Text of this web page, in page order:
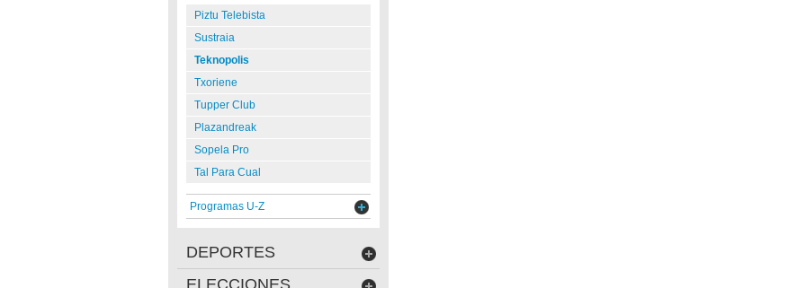
Piztu Telebista
Sustraia
Teknopolis
Txoriene
Tupper Club
Plazandreak
Sopela Pro
Tal Para Cual
Programas U-Z
DEPORTES
ELECCIONES